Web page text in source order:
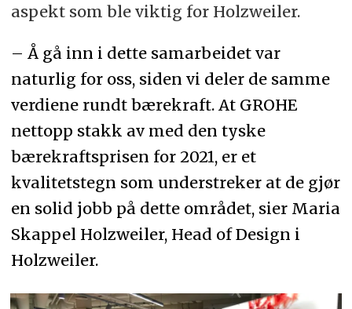
aspekt som ble viktig for Holzweiler.
– Å gå inn i dette samarbeidet var
naturlig for oss, siden vi deler de samme
verdiene rundt bærekraft. At GROHE
nettopp stakk av med den tyske
bærekraftsprisen for 2021, er et
kvalitetstegn som understreker at de gjør
en solid jobb på dette området, sier Maria
Skappel Holzweiler, Head of Design i
Holzweiler.